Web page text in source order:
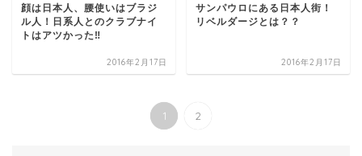
顔は日本人、腰使いはブラジ
ル人！日系人とのクラブナイ
トはアツかった‼︎
2016年2月17日
サンパウロにある日本人街！
リベルダージとは？？
2016年2月17日
1 2